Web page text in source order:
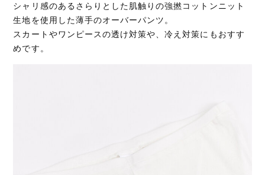
シャリ感のあるさらりとした肌触りの強撚コットンニット
生地を使用した薄手のオーバーパンツ。
スカートやワンピースの透け対策や、冷え対策にもおすす
めです。